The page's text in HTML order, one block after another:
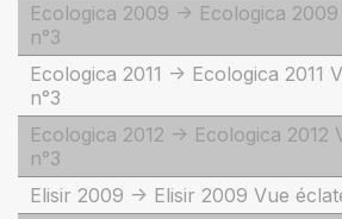
Ecologica 2009 -> Ecologica
n°3
Ecologica 2011 -> Ecologica 2011
n°3
Ecologica 2012 -> Ecologica 2012
n°3
Elisir 2009 -> Elisir 2009 Vue